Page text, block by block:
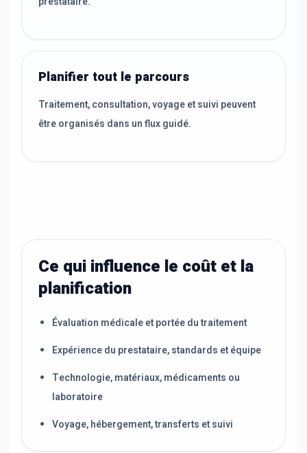
Planifier tout le parcours
Traitement, consultation, voyage et suivi peuvent
être organisés dans un flux guidé.
Ce qui influence le coût et la
planification
Évaluation médicale et portée du traitement
Expérience du prestataire, standards et équipe
Technologie, matériaux, médicaments ou
laboratoire
Voyage, hébergement, transferts et suivi